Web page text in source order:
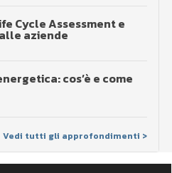
Cycle Assessment e
aziende
cos’è e come
Vedi tutti gli approfondimenti >